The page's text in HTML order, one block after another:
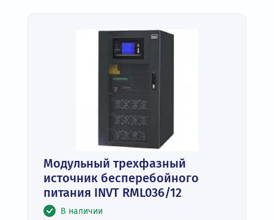
Модульный трехфазный
источник бесперебойного
питания INVT RML036/12
В наличии